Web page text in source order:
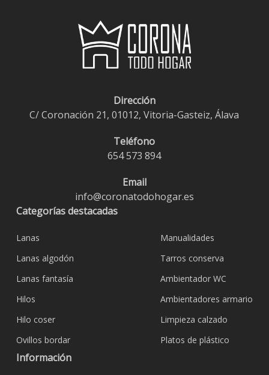
Dirección
C/ Coronación 21, 01012, Vitoria-Gasteiz, Álava
Teléfono
654 573 894
Email
info@coronatodohogar.es
Categorías destacadas
Lanas
Lanas algodón
Lanas fantasía
Hilos
Hilo coser
Ovillos bordar
Manualidades
Tarros conserva
Ambientador WC
Ambientadores armario
Limpieza calzado
Platos de plástico
Información